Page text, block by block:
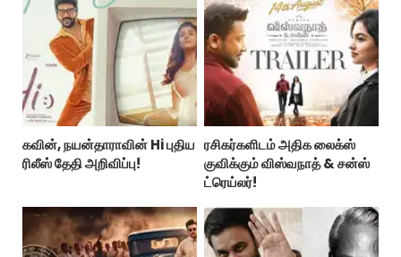
கவின், நயன்தாராவின் Hi புதிய
ரிலீஸ் தேதி அறிவிப்பு!
ரசிகர்களிடம் அதிக லைக்ஸ்
குவிக்கும் விஸ்வநாத் & சன்ஸ்
ட்ரெய்லர்!